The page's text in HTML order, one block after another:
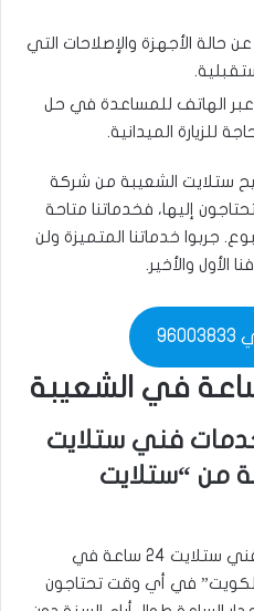
حالة الأجهزة والإصلاحات التي
الهاتف للمساعدة في حل
للزيارة الميدانية.
ستلايت الشعيبة من شركة
إليها، فخدماتنا متاحة
جربوا خدماتنا المتميزة ولن
الأول والأخير.
فني ستلايت
من “ستلايت
يمكنكم الاعتماد على خدمات فني ستلايت 24 ساعة في
في أي وقت تحتاجون